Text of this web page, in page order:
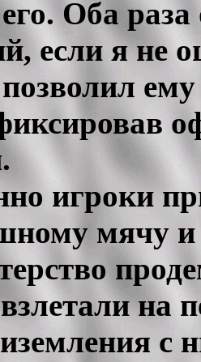
Оба
если я не
игроки
мячу
на
с